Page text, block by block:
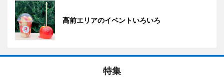
高前エリアのイベントいろいろ
特集